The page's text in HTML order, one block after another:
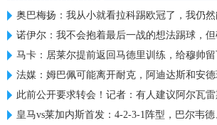
奥巴梅扬：我从小就看拉科踢欧冠了，我仍
诺伊尔：我不会抱着最后一战的想法踢球，但确
马卡：居莱尔提前返回马德里训练，给穆帅
法媒：姆巴佩可能离开耐克，阿迪达斯和安
此前公开要求转会！记者：有人建议阿尔瓦
皇马vs莱加内斯首发：4-2-3-1阵型，巴尔韦